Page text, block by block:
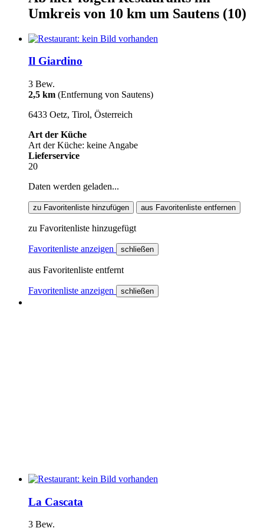
Umkreis von 10 km um Sautens (10)
Il Giardino
3 Bew.
2,5 km (Entfernung von Sautens)
6433 Oetz, Tirol, Österreich
Art der Küche
Art der Küche: keine Angabe
Lieferservice
20
Daten werden geladen...
zu Favoritenliste hinzufügen aus Favoritenliste entfernen
zu Favoritenliste hinzugefügt
Favoritenliste anzeigen schließen
aus Favoritenliste entfernt
Favoritenliste anzeigen schließen
La Cascata
3 Bew.